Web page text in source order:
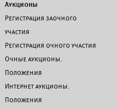
Аукционы
Регистрация заочного
участия
Регистрация очного участия
Очные аукционы.
Положения
Интернет аукционы.
Положения